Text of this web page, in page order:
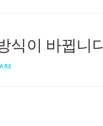
식이 바뀝니